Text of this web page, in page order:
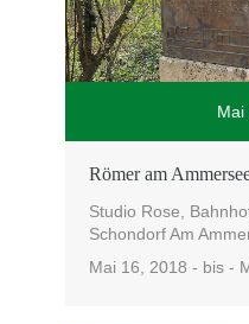
Mai
Römer am
Studio Rose,
Schondorf Am
Mai 16, 2018 - bis -